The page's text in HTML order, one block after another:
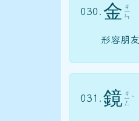
030. 金 ㄐ
ㄧ
ㄣ
形容朋
031. 鏡 ㄐ
ㄧ
ㄥ
ˋ